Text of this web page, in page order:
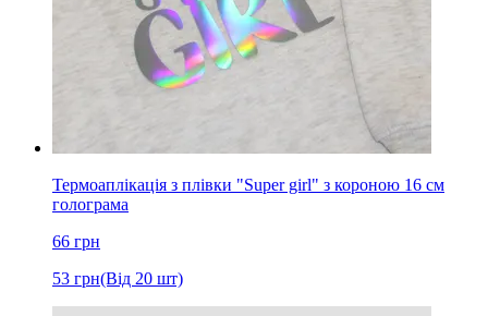
Термоаплікація з плівки "Super girl" з короною 16 см
голограма
66 грн
53 грн(Від 20 шт)